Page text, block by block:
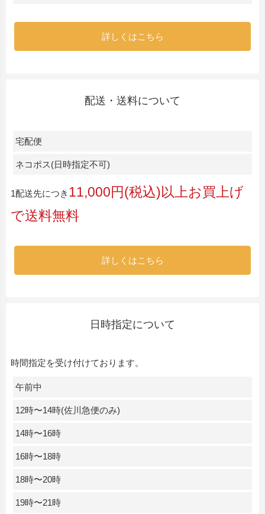
詳しくはこちら
配送・送料について
宅配便
ネコポス(日時指定不可)
1配送先につき 11,000円(税込)以上お買上げ
で送料無料
詳しくはこちら
日時指定について
時間指定を受け付けております。
午前中
12時〜14時(佐川急便のみ)
14時〜16時
16時〜18時
18時〜20時
19時〜21時